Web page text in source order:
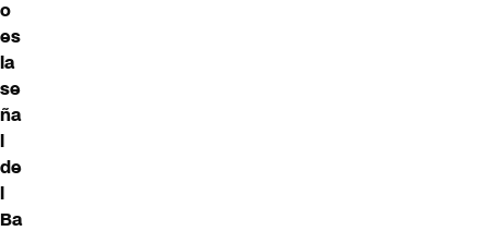
o
es
la
se
ña
l
de
l
Ba